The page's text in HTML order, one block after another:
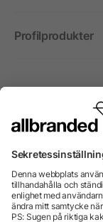
Profilprodukter